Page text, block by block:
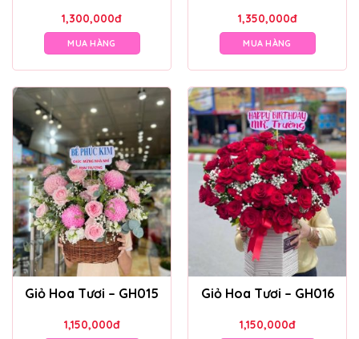
1,300,000đ
MUA HÀNG
1,350,000đ
MUA HÀNG
Giỏ Hoa Tươi – GH015
1,150,000đ
Giỏ Hoa Tươi – GH016
1,150,000đ